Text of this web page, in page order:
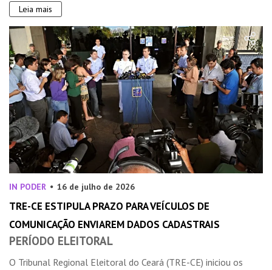
Leia mais
IN PODER 16 de julho de 2026
TRE-CE ESTIPULA PRAZO PARA VEÍCULOS DE
COMUNICAÇÃO ENVIAREM DADOS CADASTRAIS
PERÍODO ELEITORAL
O Tribunal Regional Eleitoral do Ceará (TRE-CE) iniciou os